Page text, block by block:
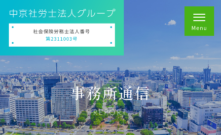
事務所通信
REPORT